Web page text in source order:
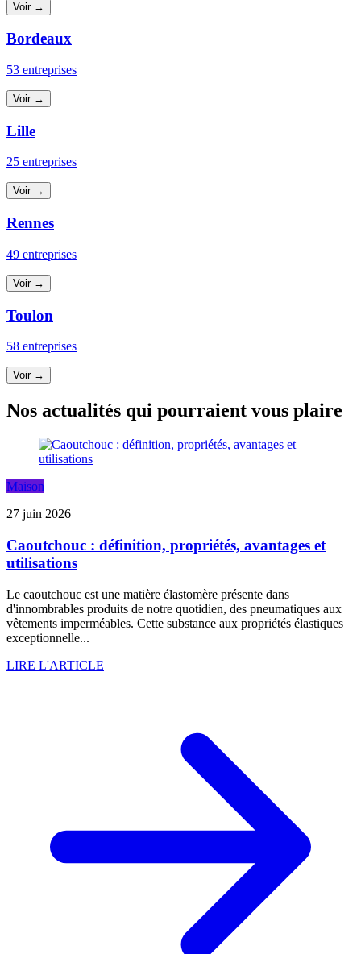
Voir →
Bordeaux
53 entreprises
Voir →
Lille
25 entreprises
Voir →
Rennes
49 entreprises
Voir →
Toulon
58 entreprises
Voir →
Nos actualités qui pourraient vous plaire
Maison
27 juin 2026
Caoutchouc : définition, propriétés, avantages et
utilisations
Le caoutchouc est une matière élastomère présente dans
d'innombrables produits de notre quotidien, des pneumatiques aux
vêtements imperméables. Cette substance aux propriétés élastiques
exceptionnelle...
LIRE L'ARTICLE